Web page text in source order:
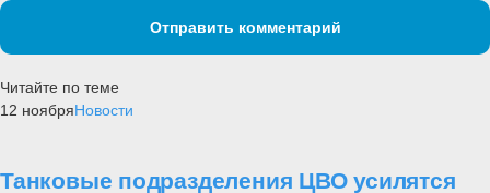
Отправить комментарий
Читайте по теме
12 ноябряНовости
Танковые подразделения ЦВО усилятся